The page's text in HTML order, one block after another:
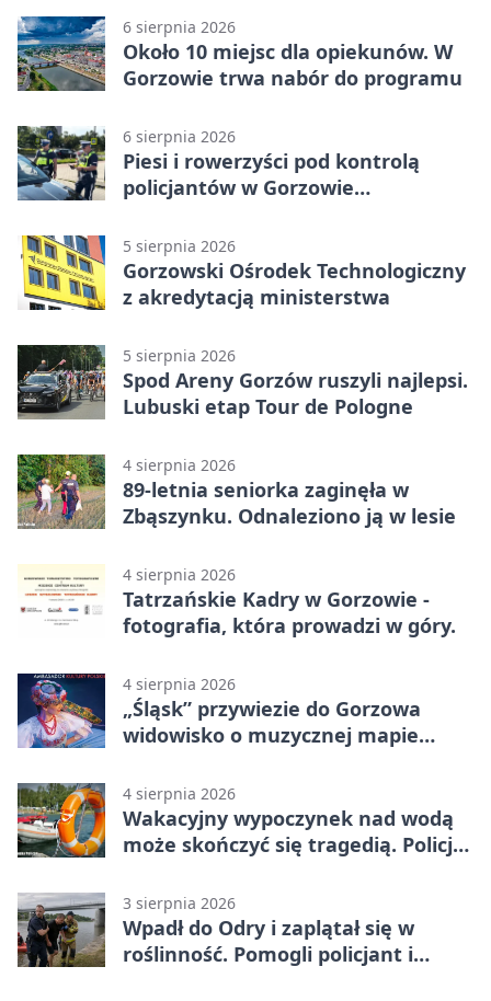
6 sierpnia 2026
Około 10 miejsc dla opiekunów. W
Gorzowie trwa nabór do programu
6 sierpnia 2026
Piesi i rowerzyści pod kontrolą
policjantów w Gorzowie
5 sierpnia 2026
Gorzowski Ośrodek Technologiczny
z akredytacją ministerstwa
5 sierpnia 2026
Spod Areny Gorzów ruszyli najlepsi.
Lubuski etap Tour de Pologne
4 sierpnia 2026
89-letnia seniorka zaginęła w
Zbąszynku. Odnaleziono ją w lesie
4 sierpnia 2026
Tatrzańskie Kadry w Gorzowie -
fotografia, która prowadzi w góry.
4 sierpnia 2026
„Śląsk” przywiezie do Gorzowa
widowisko o muzycznej mapie
4 sierpnia 2026
Wakacyjny wypoczynek nad wodą
może skończyć się tragedią. Policja
3 sierpnia 2026
Wpadł do Odry i zaplątał się w
roślinność. Pomogli policjant i